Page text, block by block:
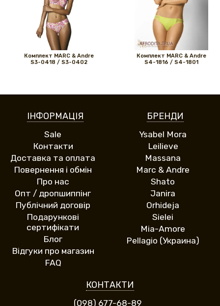
Комплект MARС & Andre
S3-0418 / S3-0402
Комплект MARС & Andre
S4-1816 / S4-1801
ІНФОРМАЦІЯ
Sale
Контакти
Доставка та оплата
Повернення і обмін
Про нас
Опт / дропшиппінг
Публічний договір
Подарункові
сертифікати
Блог
Відгуки про магазин
FAQ
БРЕНДИ
Ysabel Mora
Leilieve
Massana
Marc & Andre
Shato
Janira
Orhideja
Sielei
Mia-Amore
Pellagio (Украина)
КОНТАКТИ
(098) 677-68-89